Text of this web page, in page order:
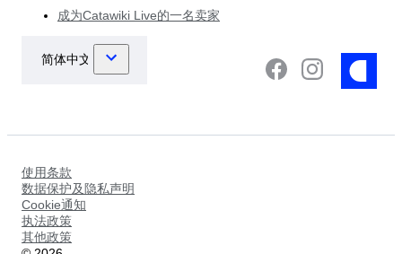
成为Catawiki Live的一名卖家
使用条款
数据保护及隐私声明
Cookie通知
执法政策
其他政策